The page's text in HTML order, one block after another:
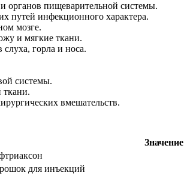
пищеварительной системы.
путей инфекционного характера.
мозге.
и мягкие ткани.
горла и носа.
системы.
вмешательств.
Значение
для инъекций